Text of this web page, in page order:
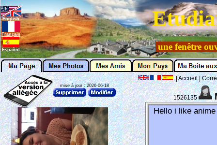
English
Français
Español une fenêtre
mise à jour : 2026-06-18
|Accueil|
1526135
Hello i like